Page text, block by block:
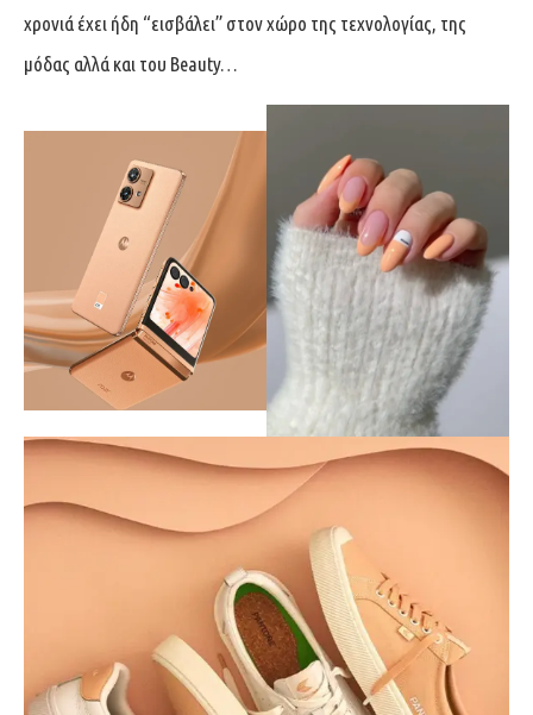
χρονιά έχει ήδη “εισβάλει” στον χώρο της τεχνολογίας, της
μόδας αλλά και του Beauty…